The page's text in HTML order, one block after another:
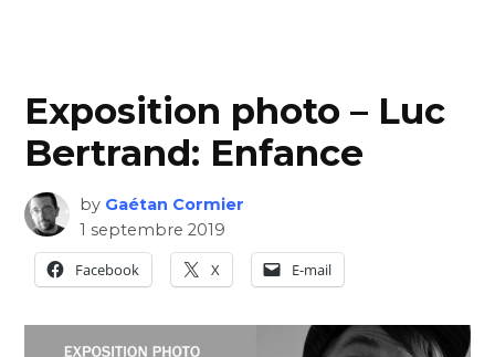
Exposition photo – Luc
Bertrand: Enfance
by Gaétan Cormier
1 septembre 2019
Facebook
X E-mail